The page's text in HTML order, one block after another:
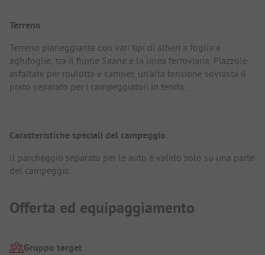
Terreno
Terreno pianeggiante con vari tipi di alberi a foglia e
aghifoglie, tra il fiume Saane e la linea ferroviaria. Piazzole
asfaltate per roulotte e camper, un'alta tensione sovrasta il
prato separato per i campeggiatori in tenda.
Caratteristiche speciali del campeggio
Il parcheggio separato per le auto è valido solo su una parte
del campeggio.
Offerta ed equipaggiamento
Gruppo target